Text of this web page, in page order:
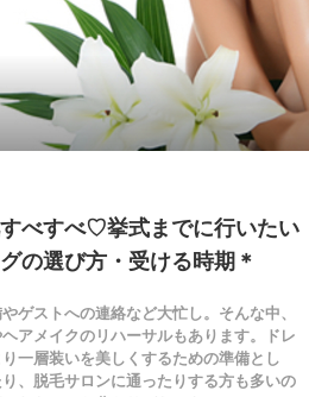
べすべ♡挙式までに行いたい
の選び方・受ける時期＊
ゲストへの連絡など大忙し。そんな中、
アメイクのリハーサルもあります。ドレ
一層装いを美しくするための準備とし
、脱毛サロンに通ったりする方も多いの